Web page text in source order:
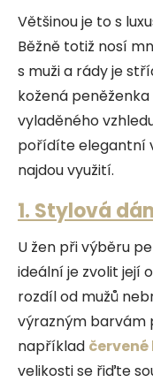
Většinou je to s
Běžně totiž nosí
s muži a rády je
kožená
vyladěného
pořídíte elegantní
najdou využití.
1. Stylová
U žen při výběru
ideální je zvolit její
rozdíl od mužů
výrazným barvám
například červené
velikosti se řiďte